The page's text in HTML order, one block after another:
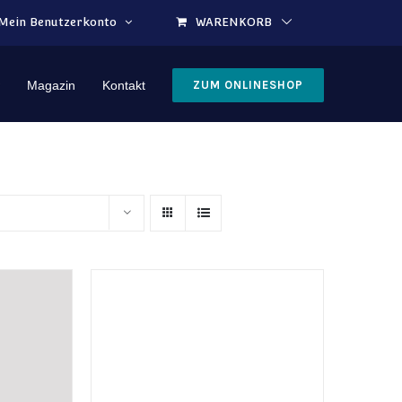
Benutzerkonto
WARENKORB
Magazin Kontakt ZUM ONLINESHOP